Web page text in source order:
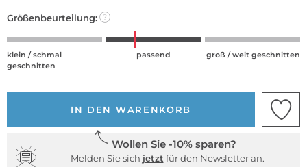
Größenbeurteilung: ?
klein / schmal
geschnitten
passend groß / weit geschnitten
IN DEN WARENKORB
Wollen Sie -10% sparen?
Melden Sie sich jetzt für den Newsletter an.